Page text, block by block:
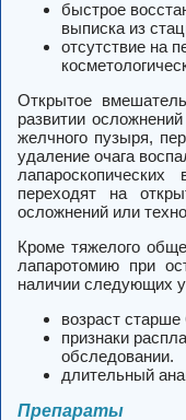
быстрое
выписка из
отсутствие на
Открытое
развитии
желчного пузыря,
удаление очага
переходят на
осложнений или
Кроме тяжелого
лапаротомию при
наличии следующих
возраст старше
признаки
обследовании.
длительный
Препараты